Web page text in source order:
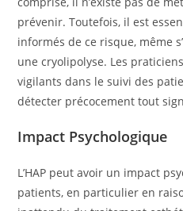
prévenir. Toutefois, il est
informés de ce risque, même
une cryolipolyse. Les
vigilants dans le suivi des
détecter précocement tout
Impact Psychologique
L’HAP peut avoir un impact
patients, en particulier en